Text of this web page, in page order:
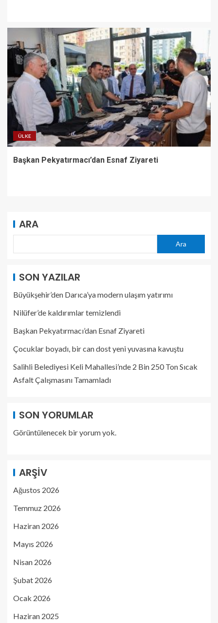
ÜLKE
Başkan Pekyatırmacı’dan Esnaf Ziyareti
ARA
Ara
SON YAZILAR
Büyükşehir’den Darıca’ya modern ulaşım yatırımı
Nilüfer’de kaldırımlar temizlendi
Başkan Pekyatırmacı’dan Esnaf Ziyareti
Çocuklar boyadı, bir can dost yeni yuvasına kavuştu
Salihli Belediyesi Keli Mahallesi’nde 2 Bin 250 Ton Sıcak
Asfalt Çalışmasını Tamamladı
SON YORUMLAR
Görüntülenecek bir yorum yok.
ARŞIV
Ağustos 2026
Temmuz 2026
Haziran 2026
Mayıs 2026
Nisan 2026
Şubat 2026
Ocak 2026
Haziran 2025